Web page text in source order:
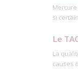
si
Le
La
causes